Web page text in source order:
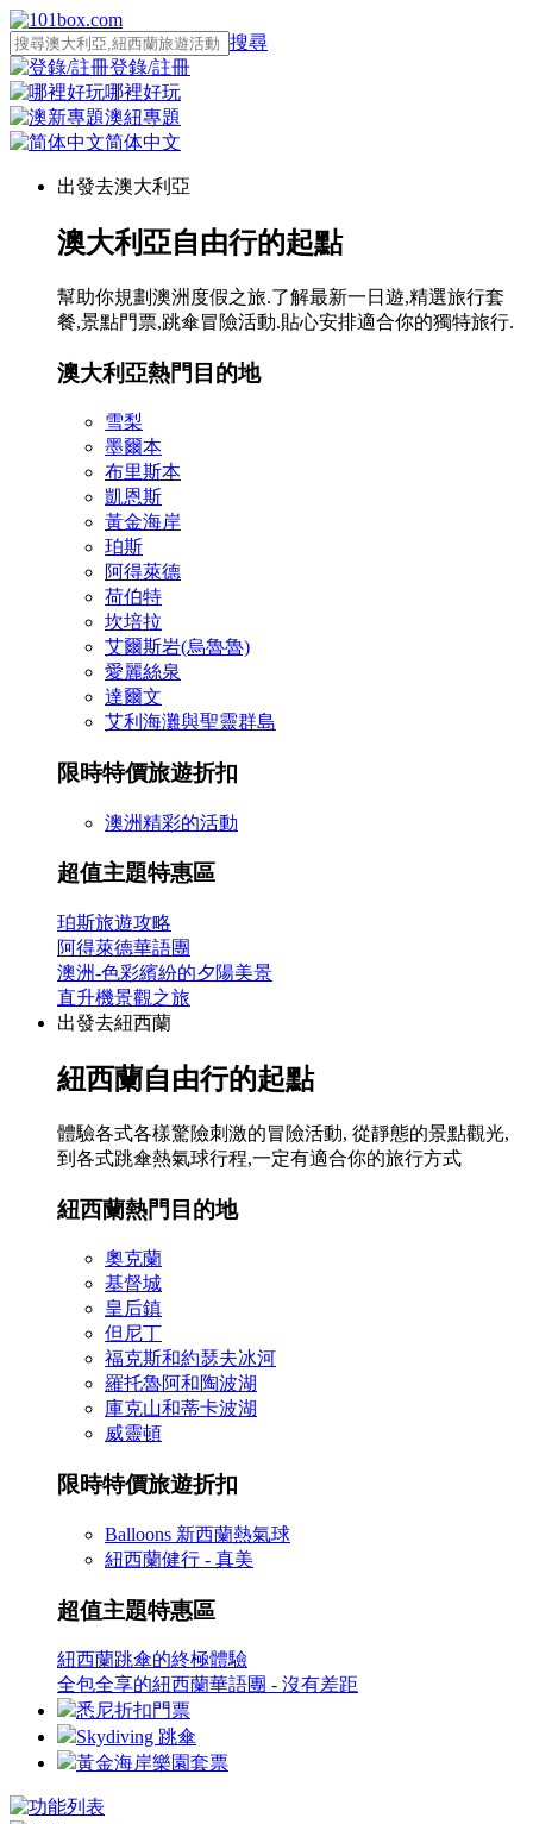
搜尋
登錄/註冊
哪裡好玩
澳紐專題
简体中文
出發去澳大利亞
澳大利亞自由行的起點
幫助你規劃澳洲度假之旅.了解最新一日遊,精選旅行套
餐,景點門票,跳傘冒險活動.貼心安排適合你的獨特旅行.
澳大利亞熱門目的地
雪梨
墨爾本
布里斯本
凱恩斯
黃金海岸
珀斯
阿得萊德
荷伯特
坎培拉
艾爾斯岩(烏魯魯)
愛麗絲泉
達爾文
艾利海灘與聖靈群島
限時特價旅遊折扣
澳洲精彩的活動
超值主題特惠區
珀斯旅遊攻略
阿得萊德華語團
澳洲-色彩繽紛的夕陽美景
直升機景觀之旅
出發去紐西蘭
紐西蘭自由行的起點
體驗各式各樣驚險刺激的冒險活動, 從靜態的景點觀光,
到各式跳傘熱氣球行程,一定有適合你的旅行方式
紐西蘭熱門目的地
奧克蘭
基督城
皇后鎮
但尼丁
福克斯和約瑟夫冰河
羅托魯阿和陶波湖
庫克山和蒂卡波湖
威靈頓
限時特價旅遊折扣
Balloons 新西蘭熱氣球
紐西蘭健行 - 真美
超值主題特惠區
紐西蘭跳傘的終極體驗
全包全享的紐西蘭華語團 - 沒有差距
悉尼折扣門票
Skydiving 跳傘
黃金海岸樂園套票